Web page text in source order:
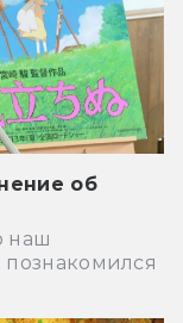
об
наш